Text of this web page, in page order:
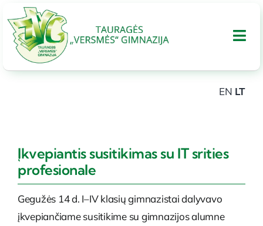
to
content
Tarptautinis bakalaureatas
Administracinė informacija
EN LT
Įkvepiantis susitikimas su IT srities
profesionale
Gegužės 14 d. I–IV klasių gimnazistai dalyvavo
įkvepiančiame susitikime su gimnazijos alumne